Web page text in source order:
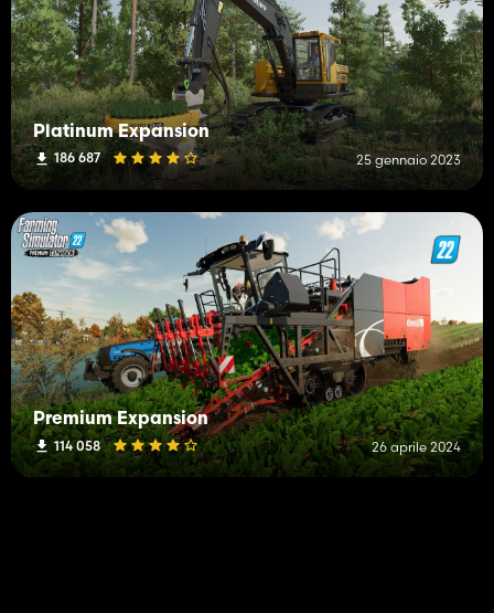
Platinum Expansion
186 687 25 gennaio 2023
Premium Expansion
114 058 26 aprile 2024